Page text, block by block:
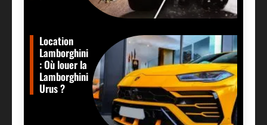
Location
Lamborghini
: Où louer la
Lamborghini
Urus ?